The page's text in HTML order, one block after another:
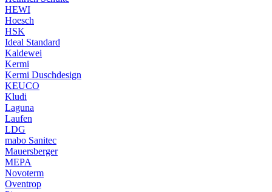
HEWI
Hoesch
HSK
Ideal Standard
Kaldewei
Kermi
Kermi Duschdesign
KEUCO
Kludi
Laguna
Laufen
LDG
mabo Sanitec
Mauersberger
MEPA
Novoterm
Oventrop